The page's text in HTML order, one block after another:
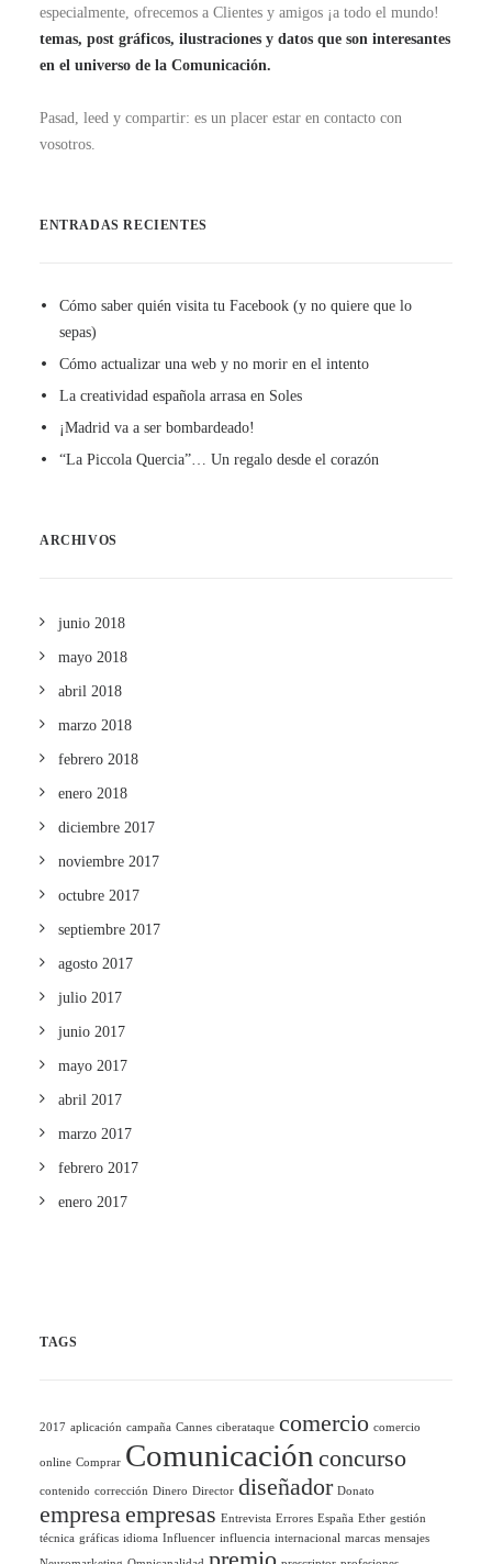
especialmente, ofrecemos a Clientes y amigos ¡a todo el mundo!
temas, post gráficos, ilustraciones y datos que son interesantes
en el universo de la Comunicación.
Pasad, leed y compartir: es un placer estar en contacto con
vosotros.
ENTRADAS RECIENTES
Cómo saber quién visita tu Facebook (y no quiere que lo
sepas)
Cómo actualizar una web y no morir en el intento
La creatividad española arrasa en Soles
¡Madrid va a ser bombardeado!
“La Piccola Quercia”… Un regalo desde el corazón
ARCHIVOS
junio 2018
mayo 2018
abril 2018
marzo 2018
febrero 2018
enero 2018
diciembre 2017
noviembre 2017
octubre 2017
septiembre 2017
agosto 2017
julio 2017
junio 2017
mayo 2017
abril 2017
marzo 2017
febrero 2017
enero 2017
TAGS
2017 aplicación campaña Cannes ciberataque comercio comercio
online Comprar Comunicación concurso
contenido corrección Dinero Director diseñador Donato
empresaempresas Entrevista Errores España Ether gestión
técnica gráficas idioma Influencer influencia internacional marcas mensajes